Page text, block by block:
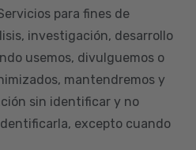
para fines de
investigación, desarrollo
usemos, divulguemos o
mantendremos y
sin identificar y no
excepto cuando